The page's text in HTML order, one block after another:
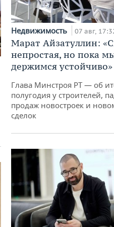
Недвижимость 07 авг,
Марат Айзатуллин:
непростая, но пока
держимся устойчиво»
Глава Минстроя РТ — об
полугодия у строителей,
продаж новостроек и
сделок